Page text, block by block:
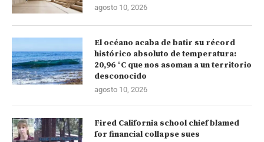
agosto 10, 2026
El océano acaba de batir su récord
histórico absoluto de temperatura:
20,96 °C que nos asoman a un territorio
desconocido
agosto 10, 2026
Fired California school chief blamed
for financial collapse sues